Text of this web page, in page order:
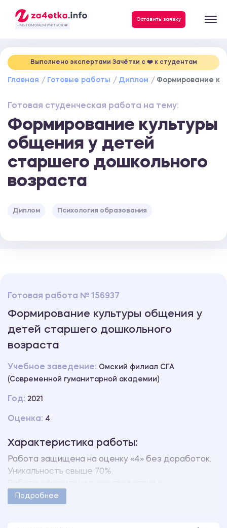
- МЫ ПОМОГАЕМ УЧИТЬСЯ ❤️
Оставить заявку
Выполнено экспертами Зачётки c ❤️ к студентам
Главная Готовые работы Диплом Формирование
Готовая студенческая работа на тему:
Формирование культуры
общения у детей
старшего дошкольного
возраста
Диплом Психология образования
Готовая работа № 156937
Формирование культуры общения у
детей старшего дошкольного
возраста
Учебное заведение: Омский филиал СГА
(Современной гуманитарной академии)
Год: 2021
Оценка: 4
Характеристика работы:
Работа защищена на оценку «4» без доработок.
Уникальность свыше 70%.
методическими указаниями учебного заведения.
Подробнее